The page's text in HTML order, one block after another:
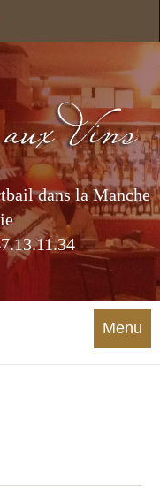
dans la Manche
Menu